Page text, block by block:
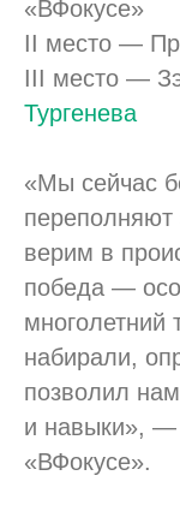
«ВФокусе»
II место —
III место —
Тургенева
«Мы сейчас
верим в
победа —
многолетний
набирали,
позволил
и навыки», —
«ВФокусе».